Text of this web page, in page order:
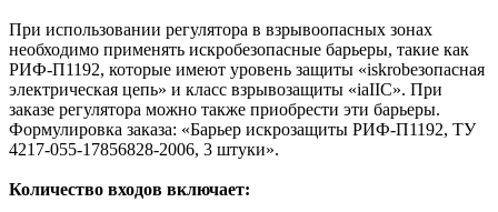
При использовании регулятора в взрывоопасных зонах
необходимо применять искробезопасные барьеры, такие как
РИФ-П1192, которые имеют уровень защиты «iskrobезопасная
электрическая цепь» и класс взрывозащиты «iaIIC». При
заказе регулятора можно также приобрести эти барьеры.
Формулировка заказа: «Барьер искрозащиты РИФ-П1192, ТУ
4217-055-17856828-2006, 3 штуки».
Количество входов включает: